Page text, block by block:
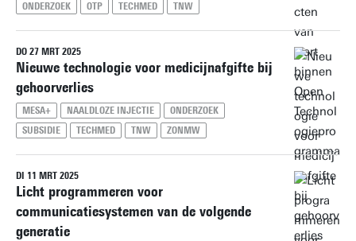
ONDERZOEK
OTP TECHMED TNW
DO 27 MRT 2025
Nieuwe technologie voor medicijnafgifte bij
gehoorverlies
MESA+ NAALDLOZE INJECTIE
ONDERZOEK
SUBSIDIE
TECHMED TNW ZONMW
DI 11 MRT 2025
Licht programmeren voor
communicatiesystemen van de volgende
generatie